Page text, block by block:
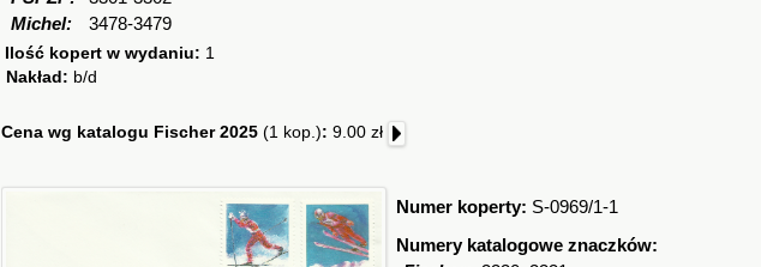
Michel:
3478-3479
Ilość kopert w wydaniu: 1
Nakład: b/d
Cena wg katalogu Fischer 2025 (1 kop.): 9.00 zł
Numer koperty: S-0969/1-1
Numery katalogowe znaczków: